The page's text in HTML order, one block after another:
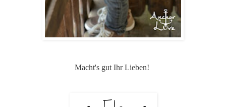
Macht's gut Ihr Lieben!